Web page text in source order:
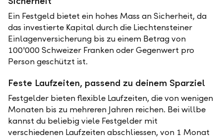
Ein Festgeld bietet ein hohes Mass an Sicherheit, da
das investierte Kapital durch die Liechtensteiner
Einlagenversicherung bis zu einem Betrag von
100'000 Schweizer Franken oder Gegenwert pro
Person geschützt ist.
Feste Laufzeiten, passend zu deinem Sparziel
Festgelder bieten flexible Laufzeiten, die von wenigen
Monaten bis zu mehreren Jahren reichen. Bei willbe
kannst du beliebig viele Festgelder mit
verschiedenen Laufzeiten abschliessen, von 1 Monat